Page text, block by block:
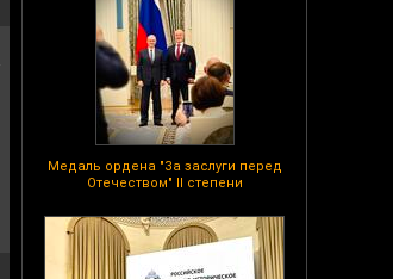
Медаль ордена "За заслуги перед
Отечеством" II степени